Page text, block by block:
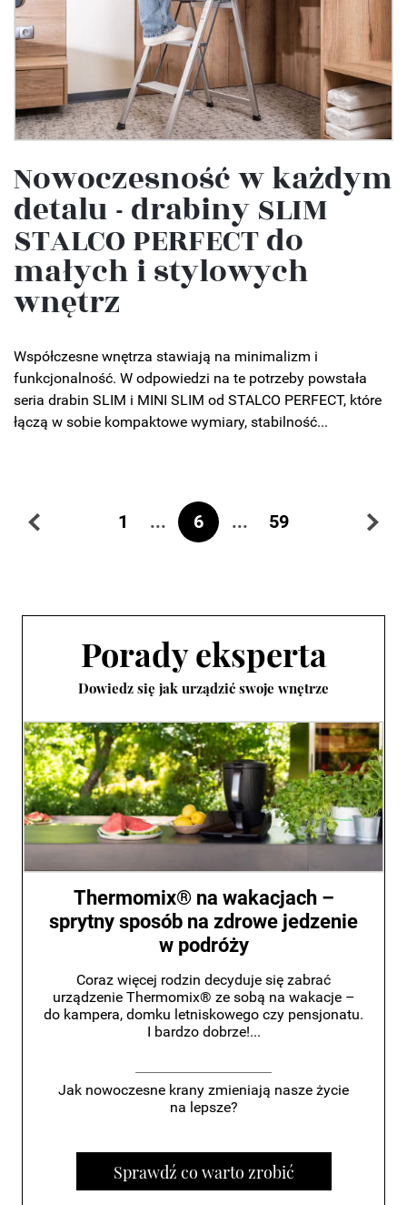
Nowoczesność w każdym
detalu - drabiny SLIM
STALCO PERFECT do
małych i stylowych
wnętrz
Współczesne wnętrza stawiają na minimalizm i
funkcjonalność. W odpowiedzi na te potrzeby powstała
seria drabin SLIM i MINI SLIM od STALCO PERFECT, które
łączą w sobie kompaktowe wymiary, stabilność...
1 ... 6 ... 59
Porady eksperta
Dowiedz się jak urządzić swoje wnętrze
Thermomix® na wakacjach –
sprytny sposób na zdrowe jedzenie
w podróży
Coraz więcej rodzin decyduje się zabrać
urządzenie Thermomix® ze sobą na wakacje –
do kampera, domku letniskowego czy pensjonatu.
I bardzo dobrze!...
Jak nowoczesne krany zmieniają nasze życie
na lepsze?
Sprawdź co warto zrobić